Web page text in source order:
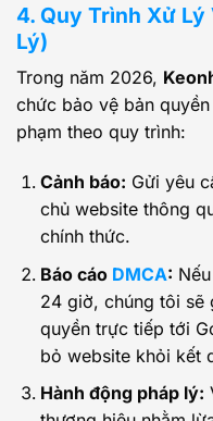
4. Quy Trình Xử Lý
Lý)
Trong năm 2026,
chức bảo vệ bản
phạm theo quy trình:
Cảnh báo: Gửi yêu
chủ website thông
chính thức.
Báo cáo DMCA:
24 giờ, chúng tôi sẽ
quyền trực tiếp tới
bỏ website khỏi kết
Hành động pháp lý: